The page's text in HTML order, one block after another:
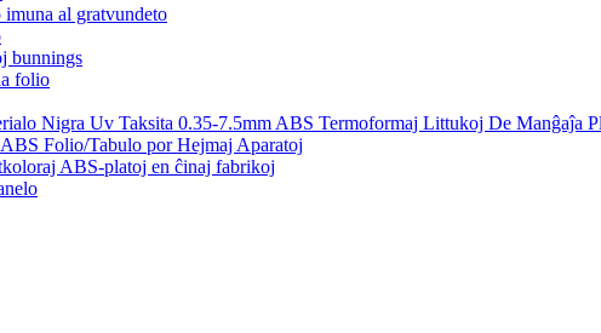
imuna al gratvundeto
bunnings
folio
Nigra Uv Taksita 0.35-7.5mm ABS Termoformaj Littukoj De Manĝaĵa
Folio/Tabulo por Hejmaj Aparatoj
ABS-platoj en ĉinaj fabrikoj